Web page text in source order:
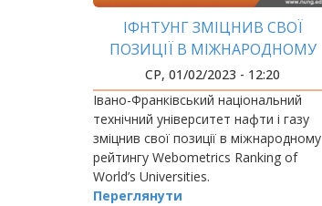
ІФНТУНГ ЗМІЦНИВ СВОЇ
ПОЗИЦІЇ В МІЖНАРОДНОМУ
РЕЙТИНГУ WEBOMETRICS
СР, 01/02/2023 - 12:20
Івано-Франківський національний
технічний університет нафти і газу
зміцнив свої позиції в міжнародному
рейтингу Webometrics Ranking of
World’s Universities.
Переглянути